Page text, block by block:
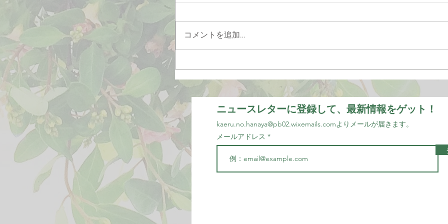
コメントを追加…
ニュースレターに登録して、最新情報をゲット！
kaeru.no.hanaya@pb02.wixemails.comより メールが届きます。
メールアドレス